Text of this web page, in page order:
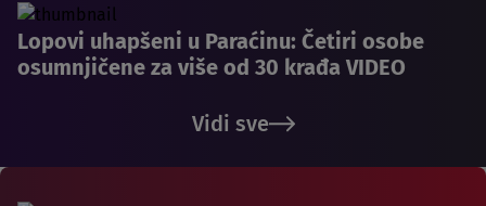
Lopovi uhapšeni u Paraćinu: Četiri osobe
osumnjičene za više od 30 krađa VIDEO
Vidi sve